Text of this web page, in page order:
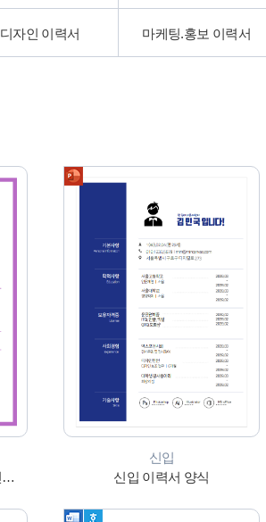
디자인 이력서 마케팅.홍보 이력서
[디자인 이력서] 교육 & 강사 신입/경력_워드
신입
신입 이력서 양식